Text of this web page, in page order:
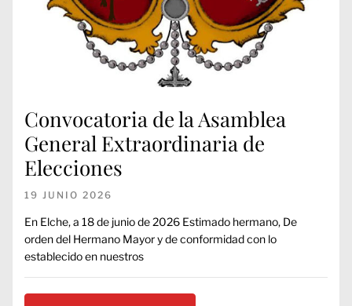
Convocatoria de la Asamblea
General Extraordinaria de
Elecciones
19 JUNIO 2026
En Elche, a 18 de junio de 2026 Estimado hermano, De
orden del Hermano Mayor y de conformidad con lo
establecido en nuestros